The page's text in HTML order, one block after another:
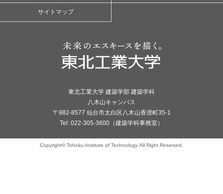
サイトマップ
東北工業大学 建築学部 建築学科
八木山キャンパス
〒982-8577 仙台市太白区八木山香澄町35-1
Tel: 022-305-3600（建築学科事務室）
Copyright© Tohoku Institute of Technology. All Right Reserved.